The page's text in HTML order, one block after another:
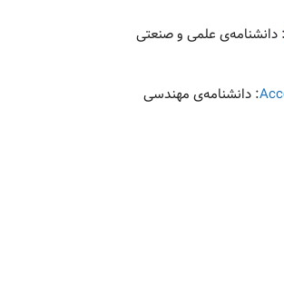
: دانشنامه‌ی علمی و صنعتی
: دانشنامه‌ی مهندسی